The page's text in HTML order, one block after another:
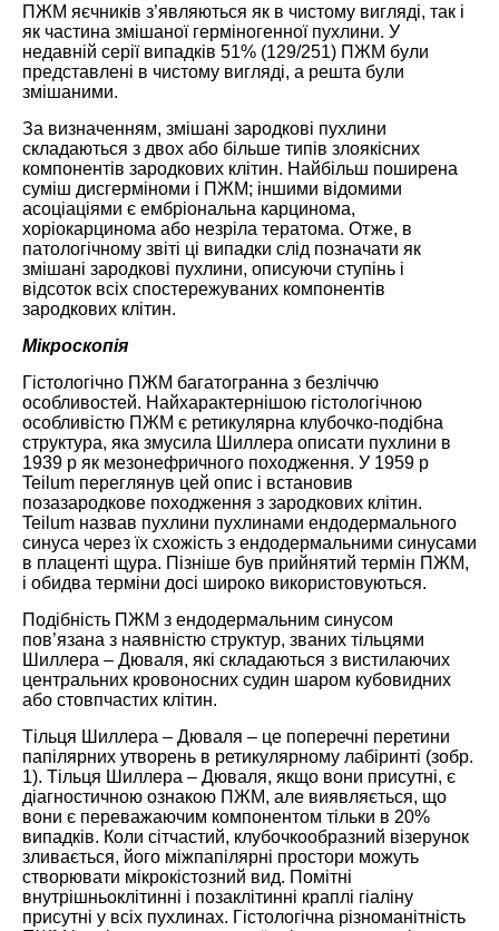
ПЖМ яєчників з’являються як в чистому вигляді, так і
як частина змішаної герміногенної пухлини. У
недавній серії випадків 51% (129/251) ПЖМ були
представлені в чистому вигляді, а решта були
змішаними.
За визначенням, змішані зародкові пухлини
складаються з двох або більше типів злоякісних
компонентів зародкових клітин. Найбільш поширена
суміш дисгерміноми і ПЖМ; іншими відомими
асоціаціями є ембріональна карцинома,
хоріокарцинома або незріла тератома. Отже, в
патологічному звіті ці випадки слід позначати як
змішані зародкові пухлини, описуючи ступінь і
відсоток всіх спостережуваних компонентів
зародкових клітин.
Мікроскопія
Гістологічно ПЖМ багатогранна з безліччю
особливостей. Найхарактернішою гістологічною
особливістю ПЖМ є ретикулярна клубочко-подібна
структура, яка змусила Шиллера описати пухлини в
1939 р як мезонефричного походження. У 1959 р
Teilum переглянув цей опис і встановив
позазародкове походження з зародкових клітин.
Teilum назвав пухлини пухлинами ендодермального
синуса через їх схожість з ендодермальними синусами
в плаценті щура. Пізніше був прийнятий термін ПЖМ,
і обидва терміни досі широко використовуються.
Подібність ПЖМ з ендодермальним синусом
пов’язана з наявністю структур, званих тільцями
Шиллера – Дюваля, які складаються з вистилаючих
центральних кровоносних судин шаром кубовидних
або стовпчастих клітин.
Тільця Шиллера – Дюваля – це поперечні перетини
папілярних утворень в ретикулярному лабіринті (зобр.
1). Тільця Шиллера – Дюваля, якщо вони присутні, є
діагностичною ознакою ПЖМ, але виявляється, що
вони є переважаючим компонентом тільки в 20%
випадків. Коли сітчастий, клубочкообразний візерунок
зливається, його міжпапілярні простори можуть
створювати мікрокістозний вид. Помітні
внутрішньоклітинні і позаклітинні краплі гіаліну
присутні у всіх пухлинах. Гістологічна різноманітність